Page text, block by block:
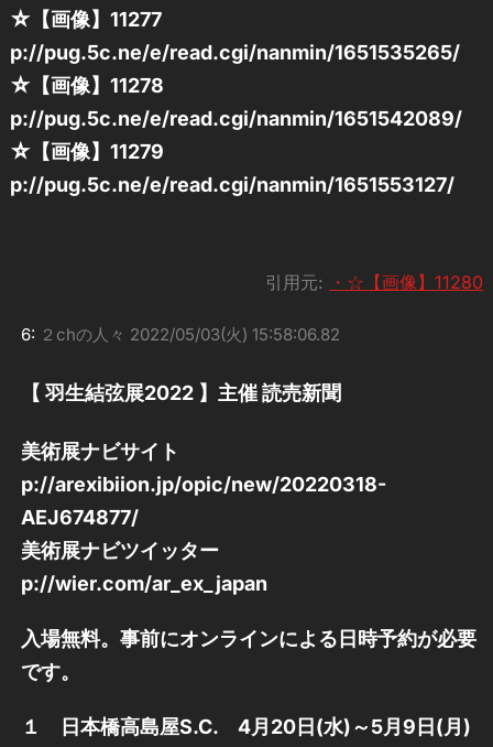
☆【画像】11277
p://pug.5c.ne/e/read.cgi/nanmin/1651535265/
☆【画像】11278
p://pug.5c.ne/e/read.cgi/nanmin/1651542089/
☆【画像】11279
p://pug.5c.ne/e/read.cgi/nanmin/1651553127/
引用元: ・☆【画像】11280
6: ２chの人々 2022/05/03(火) 15:58:06.82
【 羽生結弦展2022 】主催 読売新聞
美術展ナビサイト
p://arexibiion.jp/opic/new/20220318-
AEJ674877/
美術展ナビツイッター
p://wier.com/ar_ex_japan
入場無料。事前にオンラインによる日時予約が必要
です。
１ 日本橋高島屋S.C. 4月20日(水)～5月9日(月)